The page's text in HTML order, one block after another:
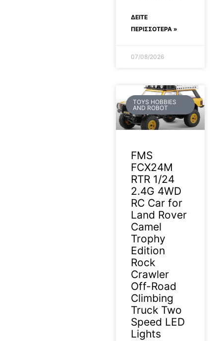
ΔΕΊΤΕ
ΠΕΡΙΣΣΟΤΕΡΑ »
07/08/2026
TOYS HOBBIES
AND ROBOT
FMS
FCX24M
RTR 1/24
2.4G 4WD
RC Car for
Land Rover
Camel
Trophy
Edition
Rock
Crawler
Off-Road
Climbing
Truck Two
Speed LED
Lights